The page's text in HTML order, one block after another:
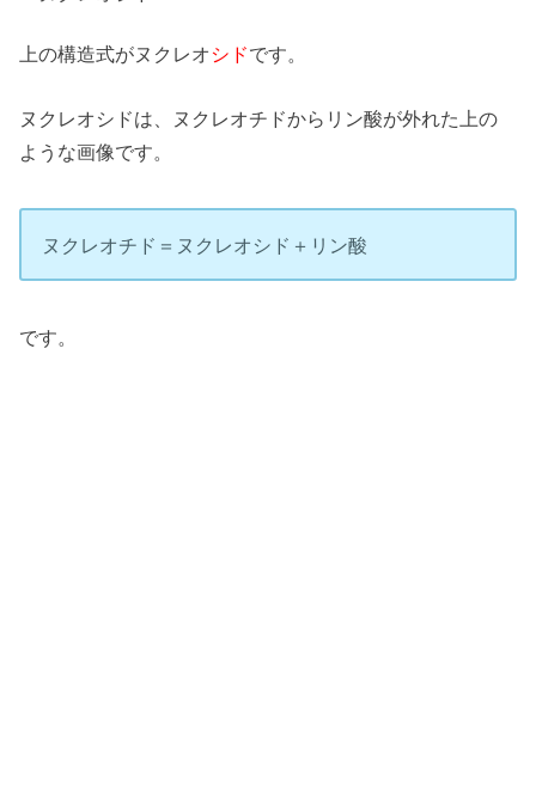
上の構造式がヌクレオ シドです。
ヌクレオシドは、ヌクレオチドからリン酸が外れた上の
ような画像です。
ヌクレオチド＝ヌクレオシド＋リン酸
です。